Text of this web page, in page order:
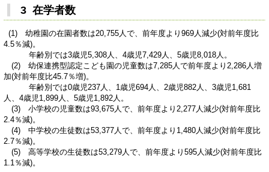
3 在学者数
(1) 幼稚園の在園者数は20,755人で、前年度より969人減少(対前年度比
4.5％減)。
年齢別では3歳児5,308人、4歳児7,429人、5歳児8,018人。
(2) 幼保連携型認定こども園の児童数は7,285人で前年度より2,286人増
加(対前年度比45.7％増)。
年齢別では0歳児237人、1歳児694人、2歳児882人、3歳児1,681
人、4歳児1,899人、5歳児1,892人。
(3) 小学校の児童数は93,675人で、前年度より2,277人減少(対前年度比
2.4％減)。
(4) 中学校の生徒数は53,377人で、前年度より1,480人減少(対前年度比
2.7％減)。
(5) 高等学校の生徒数は53,279人で、前年度より595人減少(対前年度比
1.1％減)。